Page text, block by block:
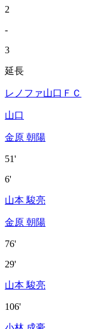
2
-
3
延長
レノファ山口ＦＣ
山口
金原 朝陽
51'
6'
山本 駿亮
金原 朝陽
76'
29'
山本 駿亮
106'